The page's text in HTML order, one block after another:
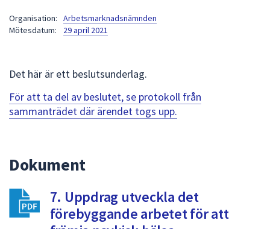
att
navigera
mellan
att
välja
något
Organisation:
Arbetsmarknadsnämnden
Mötesdatum:
29 april 2021
Det här är ett beslutsunderlag.
För att ta del av beslutet, se protokoll från
sammanträdet där ärendet togs upp.
Dokument
7. Uppdrag utveckla det
förebyggande arbetet för att